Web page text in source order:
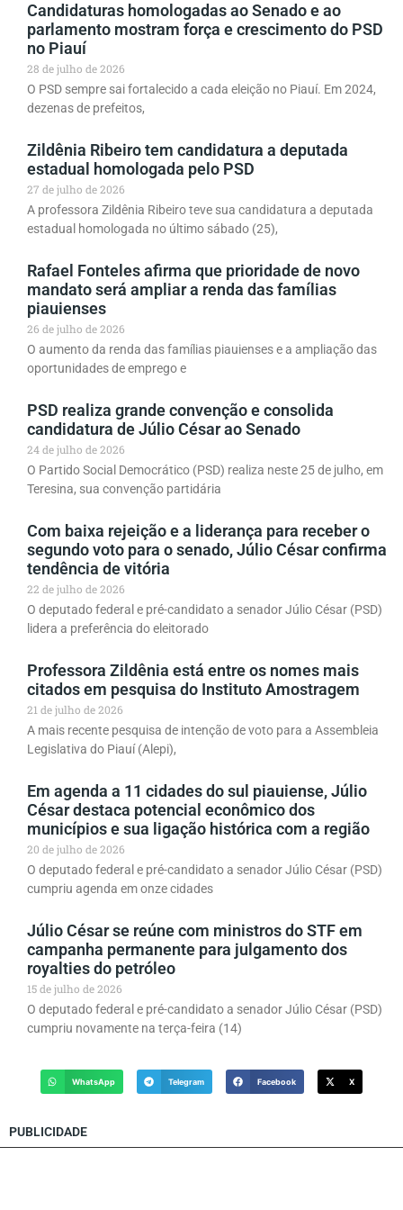
Candidaturas homologadas ao Senado e ao
parlamento mostram força e crescimento do PSD
no Piauí
28 de julho de 2026
O PSD sempre sai fortalecido a cada eleição no Piauí. Em 2024,
dezenas de prefeitos,
Zildênia Ribeiro tem candidatura a deputada
estadual homologada pelo PSD
27 de julho de 2026
A professora Zildênia Ribeiro teve sua candidatura a deputada
estadual homologada no último sábado (25),
Rafael Fonteles afirma que prioridade de novo
mandato será ampliar a renda das famílias
piauienses
26 de julho de 2026
O aumento da renda das famílias piauienses e a ampliação das
oportunidades de emprego e
PSD realiza grande convenção e consolida
candidatura de Júlio César ao Senado
24 de julho de 2026
O Partido Social Democrático (PSD) realiza neste 25 de julho, em
Teresina, sua convenção partidária
Com baixa rejeição e a liderança para receber o
segundo voto para o senado, Júlio César confirma
tendência de vitória
22 de julho de 2026
O deputado federal e pré-candidato a senador Júlio César (PSD)
lidera a preferência do eleitorado
Professora Zildênia está entre os nomes mais
citados em pesquisa do Instituto Amostragem
21 de julho de 2026
A mais recente pesquisa de intenção de voto para a Assembleia
Legislativa do Piauí (Alepi),
Em agenda a 11 cidades do sul piauiense, Júlio
César destaca potencial econômico dos
municípios e sua ligação histórica com a região
20 de julho de 2026
O deputado federal e pré-candidato a senador Júlio César (PSD)
cumpriu agenda em onze cidades
Júlio César se reúne com ministros do STF em
campanha permanente para julgamento dos
royalties do petróleo
15 de julho de 2026
O deputado federal e pré-candidato a senador Júlio César (PSD)
cumpriu novamente na terça-feira (14)
WhatsApp Telegram Facebook X
PUBLICIDADE